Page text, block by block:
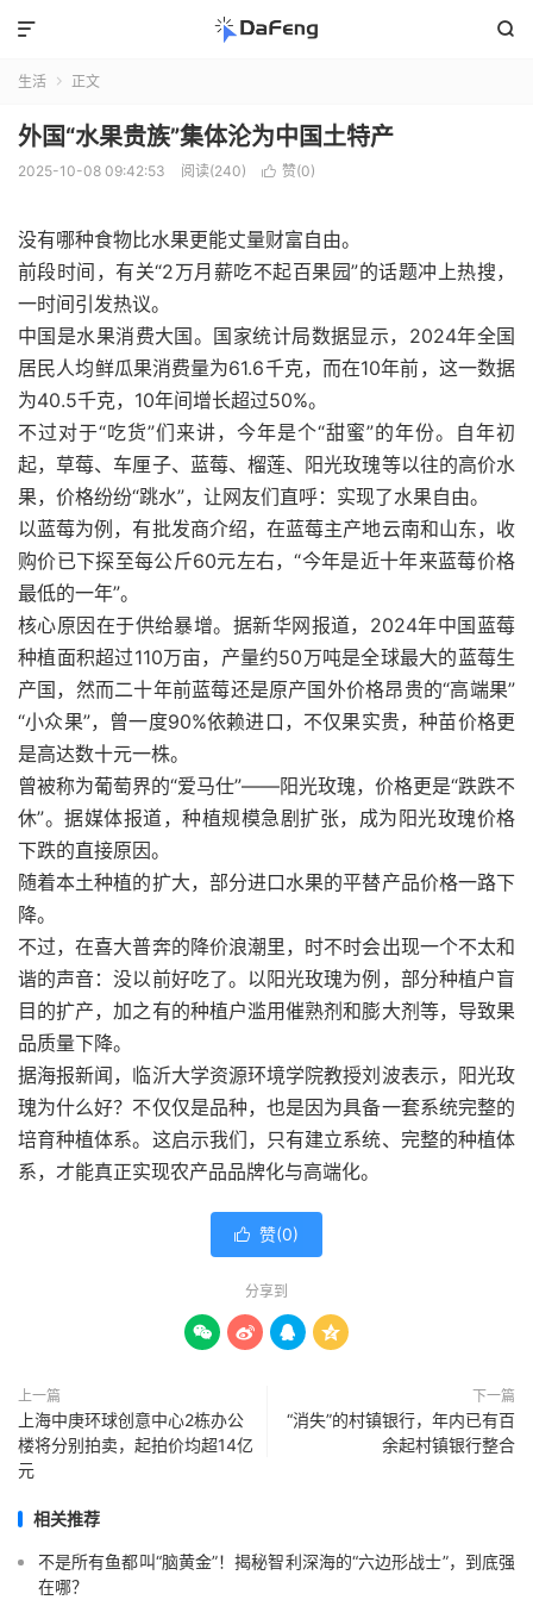


生活  正文
外国“水果贵族”集体沦为中国土特产
2025-10-08 09:42:53 阅读(240)  赞(0)
没有哪种食物比水果更能丈量财富自由。
前段时间，有关“2万月薪吃不起百果园”的话题冲上热搜，
一时间引发热议。
中国是水果消费大国。国家统计局数据显示，2024年全国
居民人均鲜瓜果消费量为61.6千克，而在10年前，这一数据
为40.5千克，10年间增长超过50%。
不过对于“吃货”们来讲，今年是个“甜蜜”的年份。自年初
起，草莓、车厘子、蓝莓、榴莲、阳光玫瑰等以往的高价水
果，价格纷纷“跳水”，让网友们直呼：实现了水果自由。
以蓝莓为例，有批发商介绍，在蓝莓主产地云南和山东，收
购价已下探至每公斤60元左右，“今年是近十年来蓝莓价格
最低的一年”。
核心原因在于供给暴增。据新华网报道，2024年中国蓝莓
种植面积超过110万亩，产量约50万吨是全球最大的蓝莓生
产国，然而二十年前蓝莓还是原产国外价格昂贵的“高端果”
“小众果”，曾一度90%依赖进口，不仅果实贵，种苗价格更
是高达数十元一株。
曾被称为葡萄界的“爱马仕”——阳光玫瑰，价格更是“跌跌不
休”。据媒体报道，种植规模急剧扩张，成为阳光玫瑰价格
下跌的直接原因。
随着本土种植的扩大，部分进口水果的平替产品价格一路下
降。
不过，在喜大普奔的降价浪潮里，时不时会出现一个不太和
谐的声音：没以前好吃了。以阳光玫瑰为例，部分种植户盲
目的扩产，加之有的种植户滥用催熟剂和膨大剂等，导致果
品质量下降。
据海报新闻，临沂大学资源环境学院教授刘波表示，阳光玫
瑰为什么好？不仅仅是品种，也是因为具备一套系统完整的
培育种植体系。这启示我们，只有建立系统、完整的种植体
系，才能真正实现农产品品牌化与高端化。
 赞(0)
分享到
   
上一篇
上海中庚环球创意中心2栋办公
楼将分别拍卖，起拍价均超14亿
元
下一篇
“消失”的村镇银行，年内已有百
余起村镇银行整合
相关推荐
不是所有鱼都叫“脑黄金”！揭秘智利深海的“六边形战士”，到底强
在哪？